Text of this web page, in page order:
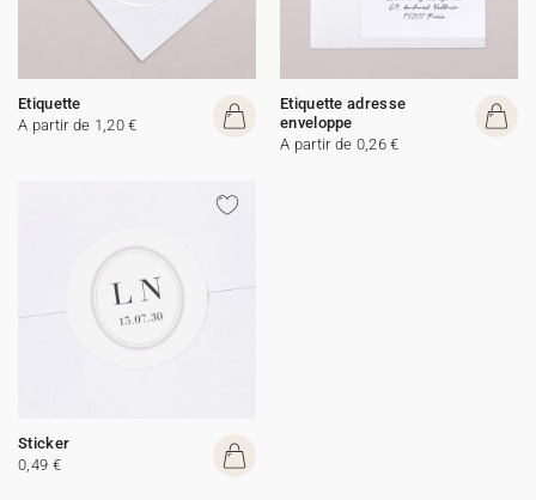
Etiquette
A partir de 1,20 €
Etiquette adresse
enveloppe
A partir de 0,26 €
Sticker
0,49 €